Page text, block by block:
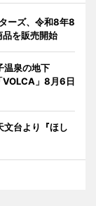
ーズ、令和8年8
品を販売開始
温泉の地下
VOLCA」8月6日
文台より『ほし